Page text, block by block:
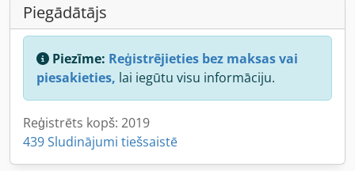
Piegādātājs
Piezīme: Reģistrējieties bez maksas vai
piesakieties, lai iegūtu visu informāciju.
Reģistrēts kopš: 2019
439 Sludinājumi tiešsaistē